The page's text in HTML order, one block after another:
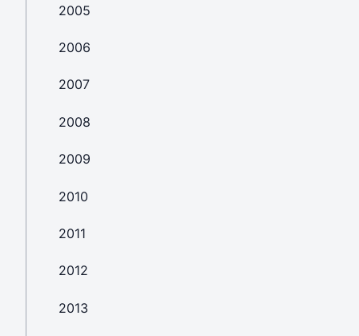
2005
2006
2007
2008
2009
2010
2011
2012
2013